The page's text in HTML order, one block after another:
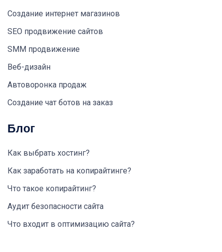
Создание интернет магазинов
SEO продвижение сайтов
SMM продвижение
Веб-дизайн
Автоворонка продаж
Создание чат ботов на заказ
Блог
Как выбрать хостинг?
Как заработать на копирайтинге?
Что такое копирайтинг?
Аудит безопасности сайта
Что входит в оптимизацию сайта?